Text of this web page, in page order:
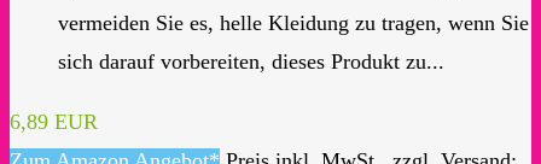
vermeiden Sie es, helle Kleidung zu tragen, wenn Sie
sich darauf vorbereiten, dieses Produkt zu...
6,89 EUR